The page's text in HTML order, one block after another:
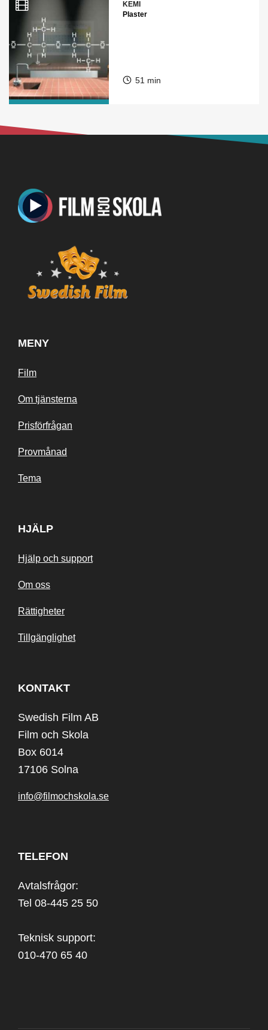
KEMI
Plaster
51 min
MENY
Film
Om tjänsterna
Prisförfrågan
Provmånad
Tema
HJÄLP
Hjälp och support
Om oss
Rättigheter
Tillgänglighet
KONTAKT
Swedish Film AB
Film och Skola
Box 6014
17106 Solna
info@filmochskola.se
TELEFON
Avtalsfrågor:
Tel 08-445 25 50
Teknisk support:
010-470 65 40